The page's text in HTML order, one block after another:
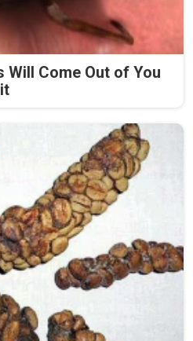
Will Come Out of You